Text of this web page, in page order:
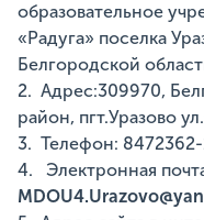
образовательное
«Радуга» поселка
Белгородской
2. Адрес:309970,
район, пгт.Уразово
3. Телефон:
4. Электронная